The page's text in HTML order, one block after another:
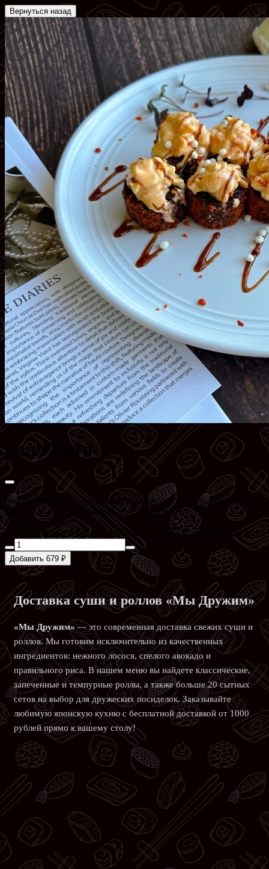
Вернуться назад
ролл Тиго
270 г
рис черный, нори, икра Масаго, авокадо, огурец, крвектки
тигровые, сыр творожный, соус ТомЯм, соус Унаги,
воздушный рис
Комплектация: соевый соус 50мл, васаби 10г, имбирь 15г
Добавить 679 ₽
Доставка суши и роллов «Мы Дружим»
«Мы Дружим»— это современная доставка свежих суши и
роллов. Мы готовим исключительно из качественных
ингредиентов: нежного лосося, спелого авокадо и
правильного риса. В нашем меню вы найдете классические,
запеченные и темпурные роллы, а также больше 20 сытных
сетов на выбор для дружеских посиделок. Заказывайте
любимуюяпонскую кухнюс бесплатной доставкой от 1000
рублей прямо к вашему столу!